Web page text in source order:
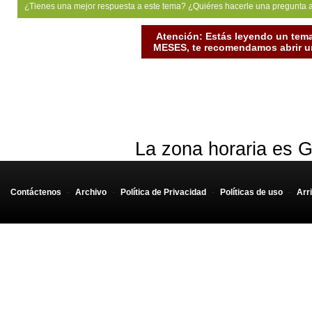
¿Tienes una mejor respuesta a este tema? ¿Quiéres hacerle una
Atención: Estás leyendo un
MESES, te recomendamos abrir
La zona horaria es
Contáctenos - Archivo - Política de Privacidad - Políticas de uso -